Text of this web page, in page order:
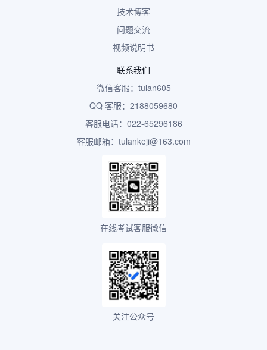
技术博客
问题交流
视频说明书
联系我们
微信客服：tulan605
QQ 客服：2188059680
客服电话：022-65296186
客服邮箱：tulankeji@163.com
在线考试客服微信
关注公众号